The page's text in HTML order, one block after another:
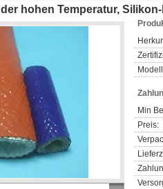
hohen Temperatur,
Min
Preis: